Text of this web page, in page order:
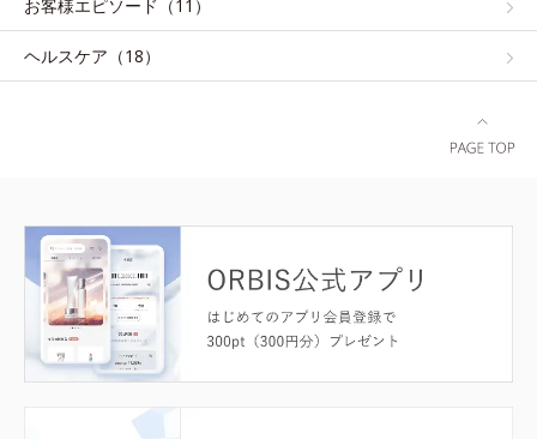
お客様エピソード（11）
ヘルスケア（18）